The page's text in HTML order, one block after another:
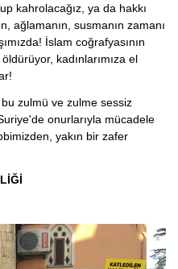
kahrolacağız, ya da hakkı
ağlamanın, susmanın zamanı
İslam coğrafyasının
kadınlarımıza el
zulmü ve zulme sessiz
onurlarıyla mücadele
yakın bir zafer